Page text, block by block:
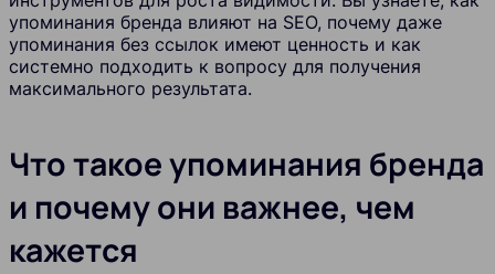
упоминания бренда влияют на SEO, почему даже
упоминания без ссылок имеют ценность и как
системно подходить к вопросу для получения
максимального результата.
Что такое упоминания бренда
и почему они важнее, чем
кажется